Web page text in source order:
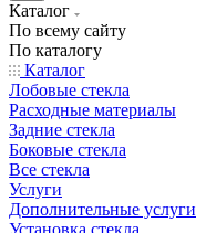
Каталог
По всему сайту
По каталогу
Каталог
Лобовые стекла
Расходные материалы
Задние стекла
Боковые стекла
Все стекла
Услуги
Дополнительные услуги
Установка стекла